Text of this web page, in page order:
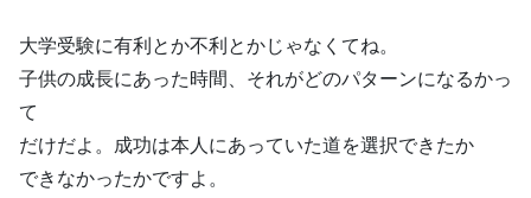
大学受験に有利とか不利とかじゃなくてね。
子供の成長にあった時間、それがどのパターンになるかっ
て
だけだよ。成功は本人にあっていた道を選択できたか
できなかったかですよ。